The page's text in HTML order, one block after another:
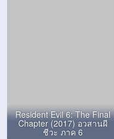
Resident Evil 6: The Final
Chapter (2017) อวสานผี
ชีวะ ภาค 6